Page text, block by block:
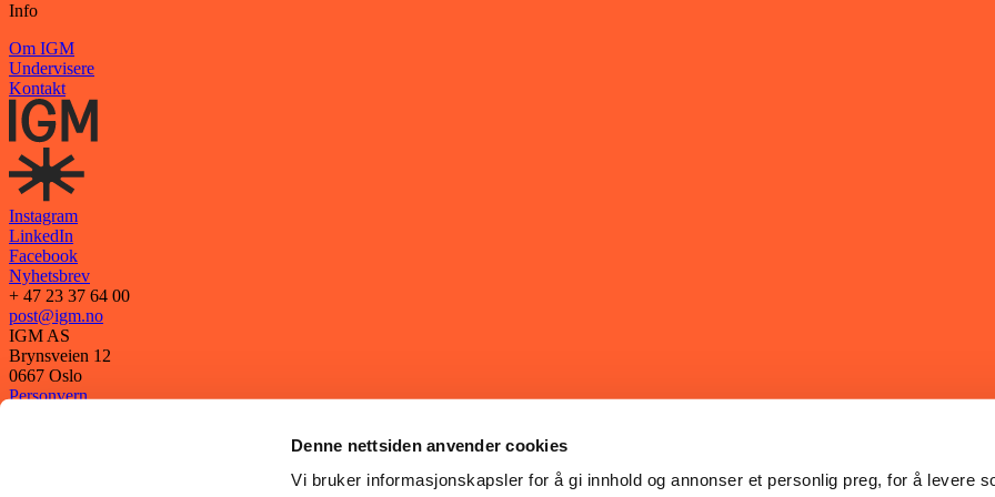
Denne nettsiden anvender cookies
Vi bruker informasjonskapsler for å gi innhold og annonser et personlig preg, for å levere
Info
Om IGM
Undervisere
Kontakt
Instagram
LinkedIn
Facebook
Nyhetsbrev
+ 47 23 37 64 00
post@igm.no
IGM AS
Brynsveien 12
0667 Oslo
Personvern